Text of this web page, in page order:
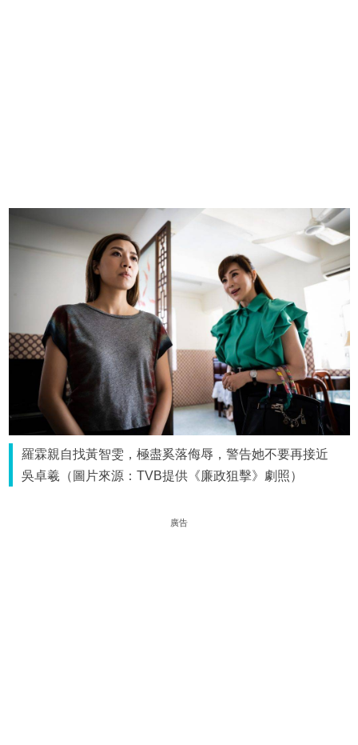
羅霖親自找黃智雯，極盡奚落侮辱，警告她不要再接近
吳卓羲（圖片來源：TVB提供《廉政狙擊》劇照）
廣告